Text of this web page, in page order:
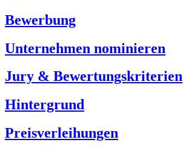
Bewerbung
Unternehmen nominieren
Jury & Bewertungskriterien
Hintergrund
Preisverleihungen